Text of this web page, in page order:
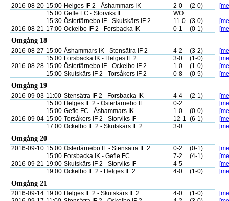
2016-08-20 15:00 Helges IF 2 - Åshammars IK 2-0 (2-0)
15:00 Gefle FC - Storviks IF
WO
15:30 Österfärnebo IF - Skutskärs IF 2 11-0 (3-0)
2016-08-21 17:00 Ockelbo IF 2 - Forsbacka IK 0-1 (0-1)
Omgång 18
2016-08-27 15:00 Åshammars IK - Stensätra IF 2 4-2 (3-2)
15:00 Forsbacka IK - Helges IF 2 3-0 (1-0)
2016-08-28 15:00 Österfärnebo IF - Ockelbo IF 2 1-0 (1-0)
15:00 Skutskärs IF 2 - Torsåkers IF 2 0-8 (0-5)
Omgång 19
2016-09-03 11:00 Stensätra IF 2 - Forsbacka IK 4-4 (2-1)
15:00 Helges IF 2 - Österfärnebo IF 0-2
15:00 Gefle FC - Åshammars IK 1-0 (0-0)
2016-09-04 15:00 Torsåkers IF 2 - Storviks IF 12-1 (6-1)
17:00 Ockelbo IF 2 - Skutskärs IF 2 3-0
Omgång 20
2016-09-10 15:00 Österfärnebo IF - Stensätra IF 2 0-2 (0-1)
15:00 Forsbacka IK - Gefle FC 7-2 (4-1)
2016-09-21 19:00 Skutskärs IF 2 - Storviks IF 4-5
19:00 Ockelbo IF 2 - Helges IF 2 4-0 (1-0)
Omgång 21
2016-09-14 19:00 Helges IF 2 - Skutskärs IF 2 4-0 (1-0)